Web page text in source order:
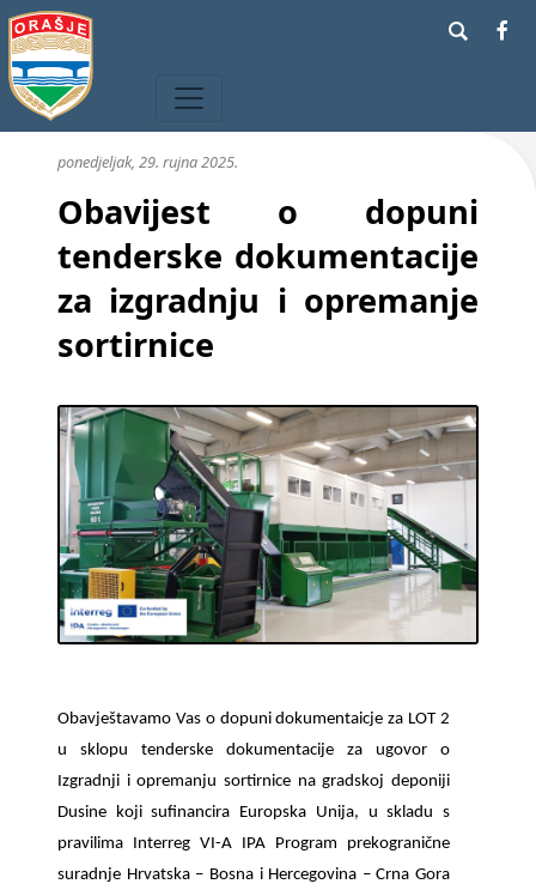
ponedjeljak, 29. rujna 2025.
Obavijest o dopuni
tenderske dokumentacije
za izgradnju i opremanje
sortirnice
Obavještavamo Vas o dopuni dokumentaicje za LOT 2
u sklopu tenderske dokumentacije za ugovor o
Izgradnji i opremanju sortirnice na gradskoj deponiji
Dusine koji sufinancira Europska Unija, u skladu s
pravilima Interreg VI-A IPA Program prekogranične
suradnje Hrvatska – Bosna i Hercegovina – Crna Gora